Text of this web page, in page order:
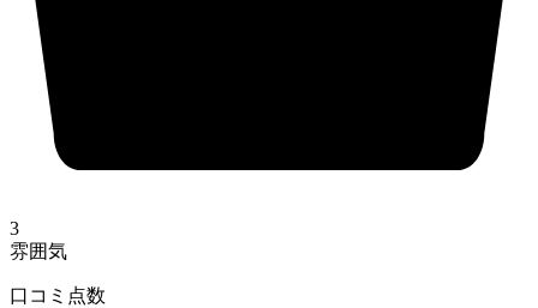
3
雰囲気
口コミ点数